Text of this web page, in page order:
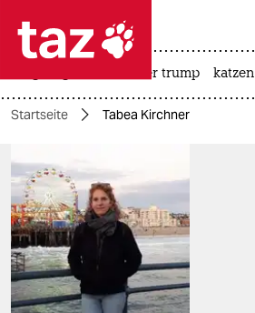
 taz zahl ich
taz zahl ich
themen
politik
öko
gesellschaft
usa unter trump katzen
Startseite Tabea Kirchner